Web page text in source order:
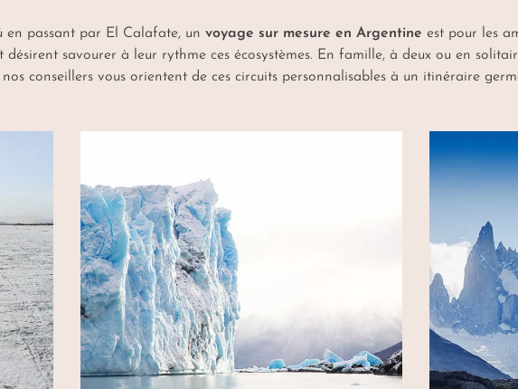
en passant par El Calafate, un voyage sur mesure en Argentine est pour les
savourer à leur rythme ces écosystèmes. En famille, à deux ou en
nos conseillers vous orientent de ces circuits personnalisables à un itinéraire